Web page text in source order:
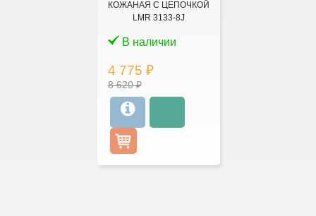
КОЖАНАЯ С ЦЕПОЧКОЙ
LMR 3133-8J
В наличии
4 775 ₽
8 620 ₽